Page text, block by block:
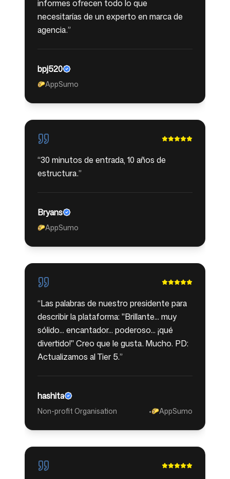
informes ofrecen todo lo que
necesitarías de un experto en marca de
agencia.”
bpj520
🌮AppSumo
“30 minutos de entrada, 10 años de
estructura.”
Bryans
🌮AppSumo
“Las palabras de nuestro presidente para
describir la plataforma: "Brillante... muy
sólido... encantador... poderoso... ¡qué
divertido!" Creo que le gusta. Mucho. PD:
Actualizamos al Tier 5.”
hashita
Non-profit Organisation •🌮AppSumo